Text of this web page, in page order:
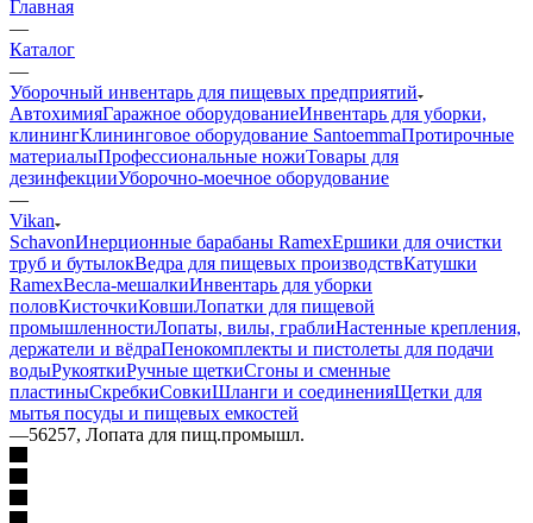
Главная
—
Каталог
—
Уборочный инвентарь для пищевых предприятий
АвтохимияГаражное оборудованиеИнвентарь для уборки,
клинингКлининговое оборудование SantoemmaПротирочные
материалыПрофессиональные ножиТовары для
дезинфекцииУборочно-моечное оборудование
—
Vikan
SchavonИнерционные барабаны RamexЕршики для очистки
труб и бутылокВедра для пищевых производствКатушки
RamexВесла-мешалкиИнвентарь для уборки
половКисточкиКовшиЛопатки для пищевой
промышленностиЛопаты, вилы, граблиНастенные крепления,
держатели и вёдраПенокомплекты и пистолеты для подачи
водыРукояткиРучные щеткиСгоны и сменные
пластиныСкребкиСовкиШланги и соединенияЩетки для
мытья посуды и пищевых емкостей
—56257, Лопата для пищ.промышл.